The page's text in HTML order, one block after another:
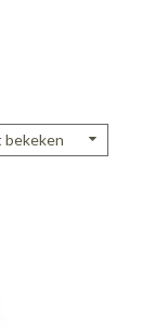
bekeken